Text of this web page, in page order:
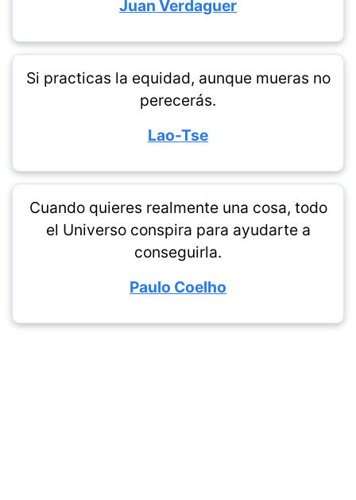
Juan Verdaguer
Si practicas la equidad, aunque mueras no
perecerás.
Lao-Tse
Cuando quieres realmente una cosa, todo
el Universo conspira para ayudarte a
conseguirla.
Paulo Coelho